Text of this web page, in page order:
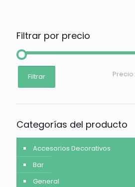
Filtrar por precio
Precio
mínimo
Precio
máximo
Filtrar Precio:
Categorías del producto
Accesorios Decorativos
Bar
General